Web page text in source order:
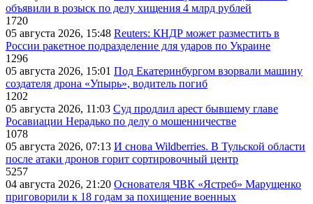
объявили в розыск по делу хищения 4 млрд рублей
1720
05 августа 2026, 15:48 Reuters: КНДР может разместить в
России ракетное подразделение для ударов по Украине
1296
05 августа 2026, 15:01 Под Екатеринбургом взорвали машину
создателя дрона «Упырь», водитель погиб
1202
05 августа 2026, 11:03 Суд продлил арест бывшему главе
Росавиации Нерадько по делу о мошенничестве
1078
05 августа 2026, 07:13 И снова Wildberries. В Тульской области
после атаки дронов горит сортировочный центр
5257
04 августа 2026, 21:20 Основателя ЧВК «Ястреб» Марущенко
приговорили к 18 годам за похищение военных